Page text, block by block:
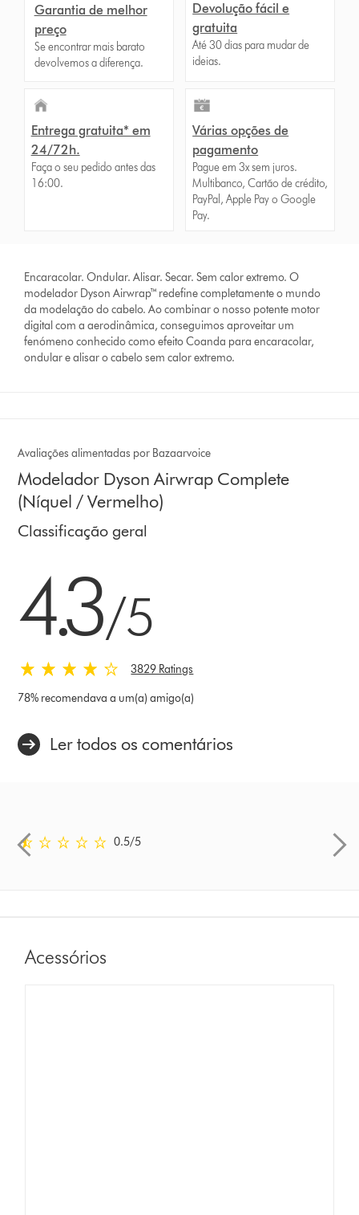
Garantia de melhor
preço
Se encontrar mais barato
devolvemos a diferença.
Devolução fácil e
gratuita
Até 30 dias para mudar de
ideias.
Entrega gratuita* em
24/72h.
Faça o seu pedido antes das
16:00.
Várias opções de
pagamento
Pague em 3x sem juros.
Multibanco, Cartão de crédito,
PayPal, Apple Pay o Google
Pay.
Encaracolar. Ondular. Alisar. Secar. Sem calor extremo. O
modelador Dyson Airwrap™ redefine completamente o mundo
da modelação do cabelo. Ao combinar o nosso potente motor
digital com a aerodinâmica, conseguimos aproveitar um
fenómeno conhecido como efeito Coanda para encaracolar,
ondular e alisar o cabelo sem calor extremo.
Avaliações alimentadas por Bazaarvoice
Modelador Dyson Airwrap Complete
(Níquel / Vermelho)
Classificação geral
4.3/5
3829 Ratings
78% recomendava a um(a) amigo(a)
Ler todos os comentários
0.5 estrelas de 5 em Comentário em Ratings
0.5/5
Acessórios